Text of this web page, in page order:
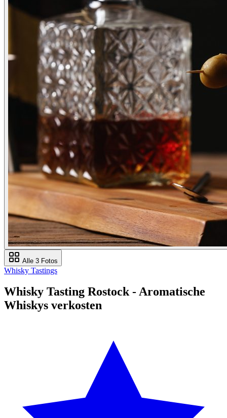
Alle 3 Fotos
Whisky Tastings
Whisky Tasting Rostock - Aromatische
Whiskys verkosten